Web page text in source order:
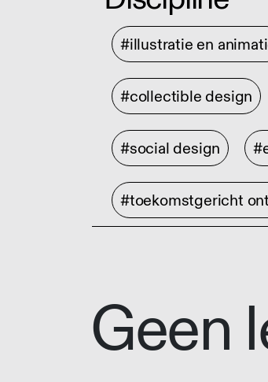
#illustratie en
#collectible design
#social design
#toekomstgericht
Geen